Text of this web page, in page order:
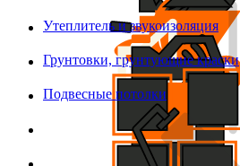
Утеплитель и звукоизоляция
Грунтовки, грунтующие краски
Подвесные потолки